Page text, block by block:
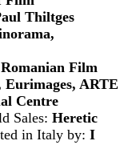
Thiltges
Romanian Film
ARTE
Centre
Sales: Heretic
in Italy by: I